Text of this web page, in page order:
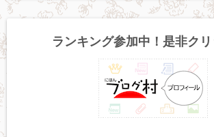
ランキング参加中！是非ク